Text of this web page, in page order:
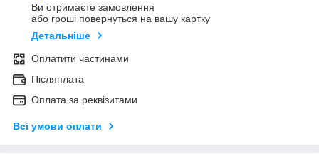
Ви отримаєте замовлення
або гроші повернуться на вашу картку
Детальніше
Оплатити частинами
Післяплата
Оплата за реквізитами
Всі умови оплати